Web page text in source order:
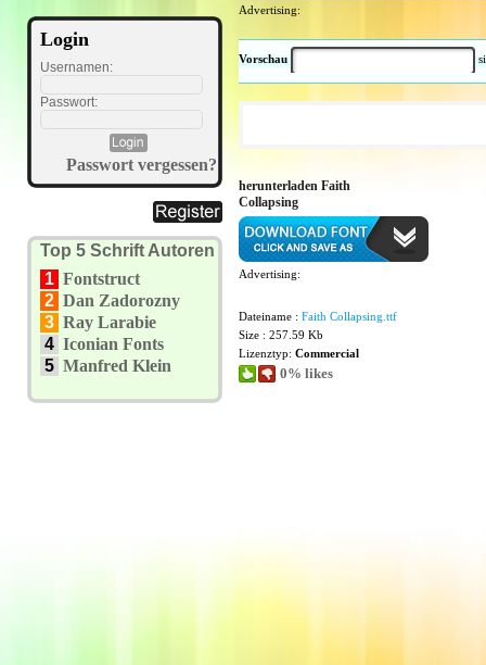
Login
Usernamen:
Passwort:
Passwort vergessen?
Top 5 Schrift Autoren
1 Fontstruct
2 Dan Zadorozny
3 Ray Larabie
4 Iconian Fonts
5 Manfred Klein
Advertising:
Vorschau
herunterladen Faith
Collapsing
Advertising:
Dateiname : Faith Collapsing.ttf
Size : 257.59 Kb
Lizenztyp: Commercial
0% likes